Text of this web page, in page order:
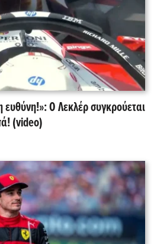
Ο Λεκλέρ συγκρούεται
(video)